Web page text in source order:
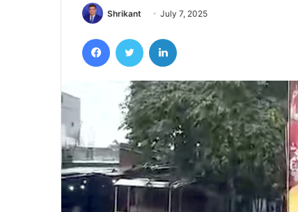
Shrikant July 7, 2025